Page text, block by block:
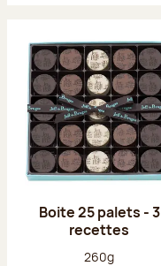
Boite 25 palets - 3
recettes
Poids net :
260g